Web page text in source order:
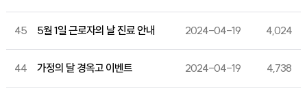
45 5월 1일 근로자의 날 진료 안내 2024-04-19 4,024
44 가정의 달 경옥고 이벤트 2024-04-19 4,738